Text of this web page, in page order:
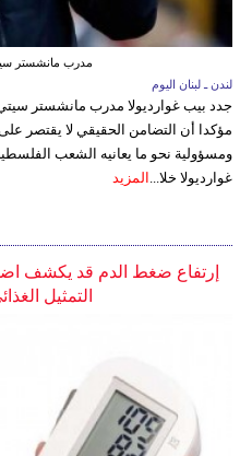
مدرب مانشستر
لندن ـ لبنان اليوم
جدد بيب غوارديولا مدرب مانشستر
مؤكدا أن التضامن الحقيقي لا يقتصر
ومسؤولية نحو ما يعانيه الشعب
غوارديولا خلا... المزيد
إرتفاع ضغط الدم قد يكشف
التمثيل